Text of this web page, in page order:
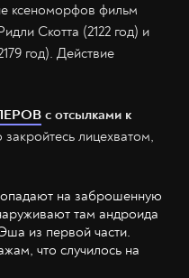
ксеноморфов фильм
Скотта (2122 год) и
год). Действие
с отсылками к
закройтесь лицехватом,
на заброшенную
там андроида
из первой части.
что случилось на